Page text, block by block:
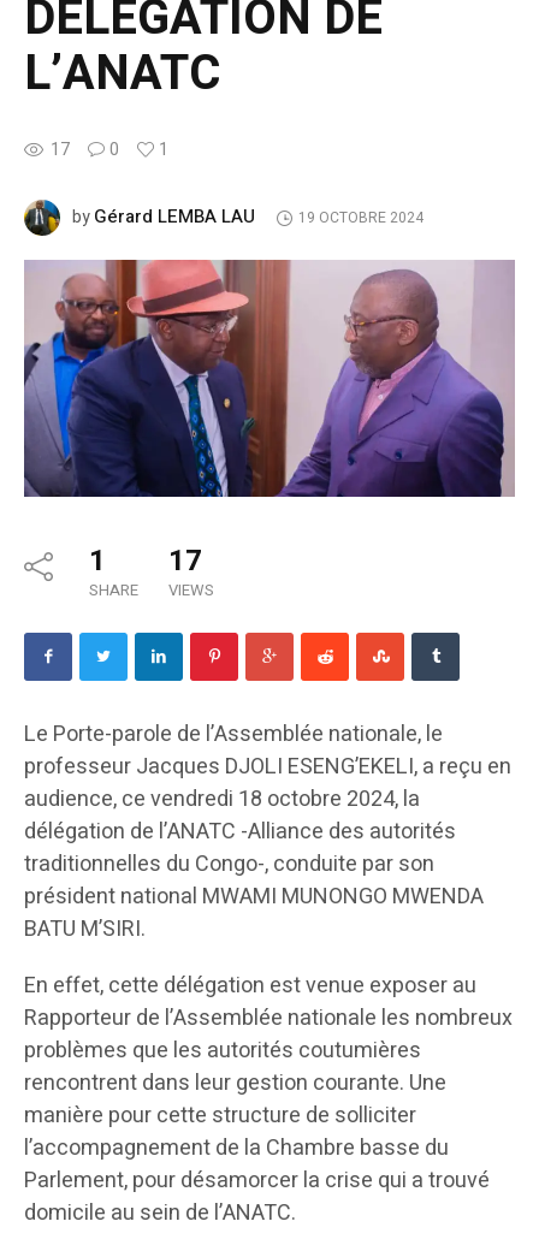
DÉLÉGATION DE
L’ANATC
17 0 1
byGérard LEMBA LAU 19 OCTOBRE 2024
1
SHARE
17
VIEWS
Le Porte-parole de l’Assemblée nationale, le
professeur Jacques DJOLI ESENG’EKELI, a reçu en
audience, ce vendredi 18 octobre 2024, la
délégation de l’ANATC -Alliance des autorités
traditionnelles du Congo-, conduite par son
président national MWAMI MUNONGO MWENDA
BATU M’SIRI.
En effet, cette délégation est venue exposer au
Rapporteur de l’Assemblée nationale les nombreux
problèmes que les autorités coutumières
rencontrent dans leur gestion courante. Une
manière pour cette structure de solliciter
l’accompagnement de la Chambre basse du
Parlement, pour désamorcer la crise qui a trouvé
domicile au sein de l’ANATC.